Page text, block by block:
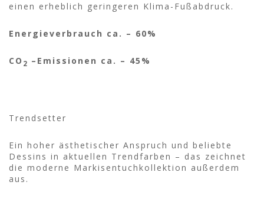
einen erheblich geringeren Klima-Fußabdruck.
Energieverbrauch ca. – 60%
CO 2 –Emissionen ca. – 45%
Trendsetter
Ein hoher ästhetischer Anspruch und beliebte
Dessins in aktuellen Trendfarben – das zeichnet
die moderne Markisentuchkollektion außerdem
aus.